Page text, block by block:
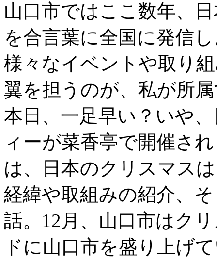
山口市ではここ数年、
を合言葉に全国に発信
様々なイベントや取り
翼を担うのが、私が所
本日、一足早い？いや
ィーが菜香亭で開催さ
は、日本のクリスマス
経緯や取組みの紹介、
話。12月、山口市はク
ドに山口市を盛り上げ